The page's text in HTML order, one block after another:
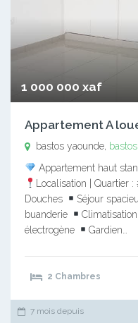
1 000 000 xaf
Appartement A
bastos yaounde,
Appartement haut
Localisation | Quartier
Douches
Séjour
buanderie
Climatisation
électrogène
Gardien…
2 Chambres
7 mois depuis